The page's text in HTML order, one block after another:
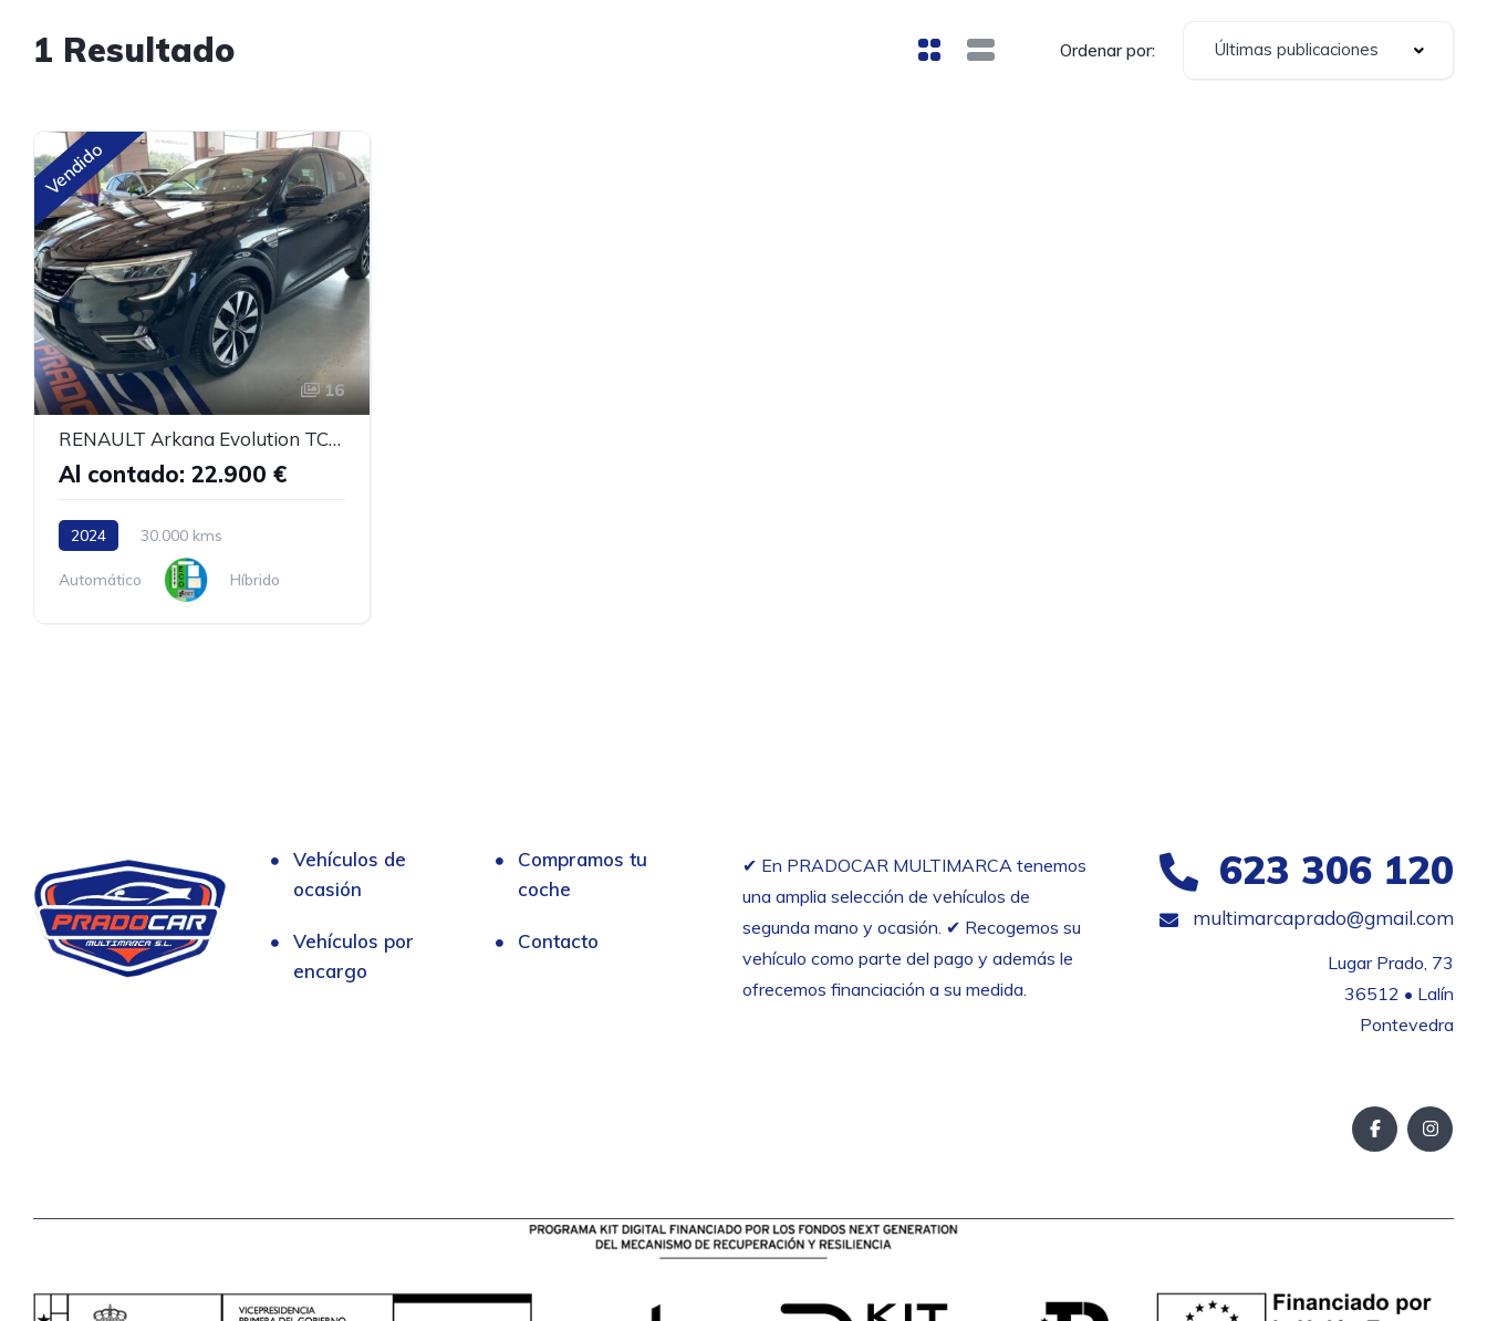
1 Resultado Ordenar por: Últimas publicaciones
Vendido
16
RENAULT Arkana Evolution TCe 103kW140CV EDC mild hybr
Al contado: 22.900 €
2024 30.000 kms
Automático Híbrido
Vehículos de
ocasión
Compramos tu
coche
Vehículos por
encargo
Contacto
✔︎ En PRADOCAR MULTIMARCA tenemos
una amplia selección de vehículos de
segunda mano y ocasión. ✔︎ Recogemos su
vehículo como parte del pago y además le
ofrecemos financiación a su medida.
623 306 120
multimarcaprado@gmail.com
Lugar Prado, 73
36512 • Lalín
Pontevedra